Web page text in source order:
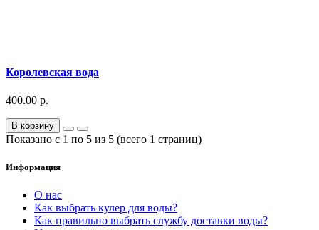
Королевская вода
400.00 р.
В корзину
Показано с 1 по 5 из 5 (всего 1 страниц)
Информация
О нас
Как выбрать кулер для воды?
Как правильно выбрать службу доставки воды?